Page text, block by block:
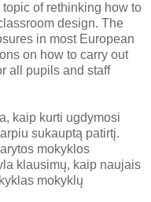
of rethinking how to
design. The
in most European
on how to carry out
all pupils and staff
kaip kurti ugdymosi
sukauptą patirtį.
mokyklos
klausimų, kaip naujais
mokyklų